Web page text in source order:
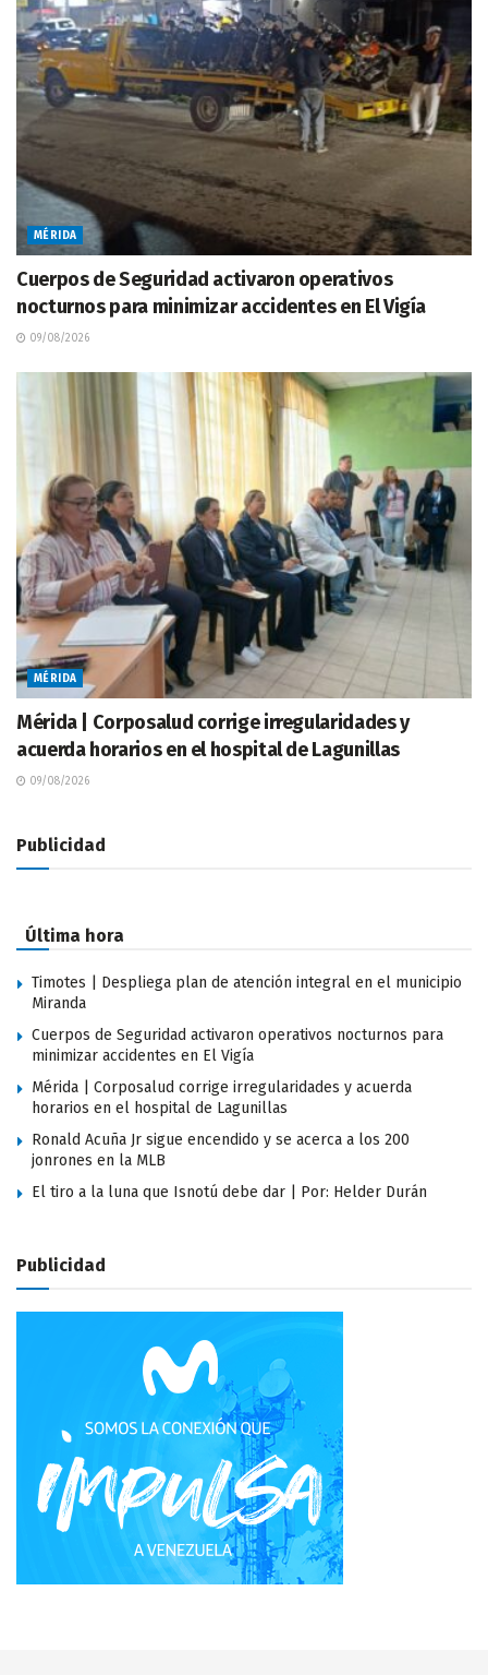
MÉRIDA
Cuerpos de Seguridad activaron operativos
nocturnos para minimizar accidentes en El Vigía
09/08/2026
MÉRIDA
Mérida | Corposalud corrige irregularidades y
acuerda horarios en el hospital de Lagunillas
09/08/2026
Publicidad
Última hora
Timotes | Despliega plan de atención integral en el municipio
Miranda
Cuerpos de Seguridad activaron operativos nocturnos para
minimizar accidentes en El Vigía
Mérida | Corposalud corrige irregularidades y acuerda
horarios en el hospital de Lagunillas
Ronald Acuña Jr sigue encendido y se acerca a los 200
jonrones en la MLB
El tiro a la luna que Isnotú debe dar | Por: Helder Durán
Publicidad